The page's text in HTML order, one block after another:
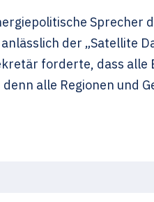
Sprecher
der „Satellite
forderte, dass
alle Regionen und